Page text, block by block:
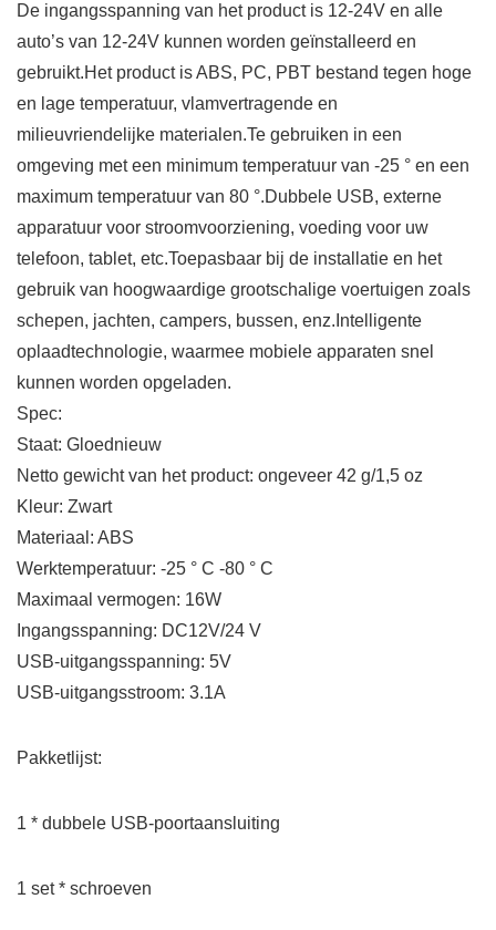
De ingangsspanning van het product is 12-24V en alle
auto’s van 12-24V kunnen worden geïnstalleerd en
gebruikt.Het product is ABS, PC, PBT bestand tegen hoge
en lage temperatuur, vlamvertragende en
milieuvriendelijke materialen.Te gebruiken in een
omgeving met een minimum temperatuur van -25 ° en een
maximum temperatuur van 80 °.Dubbele USB, externe
apparatuur voor stroomvoorziening, voeding voor uw
telefoon, tablet, etc.Toepasbaar bij de installatie en het
gebruik van hoogwaardige grootschalige voertuigen zoals
schepen, jachten, campers, bussen, enz.Intelligente
oplaadtechnologie, waarmee mobiele apparaten snel
kunnen worden opgeladen.
Spec:
Staat: Gloednieuw
Netto gewicht van het product: ongeveer 42 g/1,5 oz
Kleur: Zwart
Materiaal: ABS
Werktemperatuur: -25 ° C -80 ° C
Maximaal vermogen: 16W
Ingangsspanning: DC12V/24 V
USB-uitgangsspanning: 5V
USB-uitgangsstroom: 3.1A
Pakketlijst:
1 * dubbele USB-poortaansluiting
1 set * schroeven